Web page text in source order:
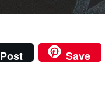
Post Save